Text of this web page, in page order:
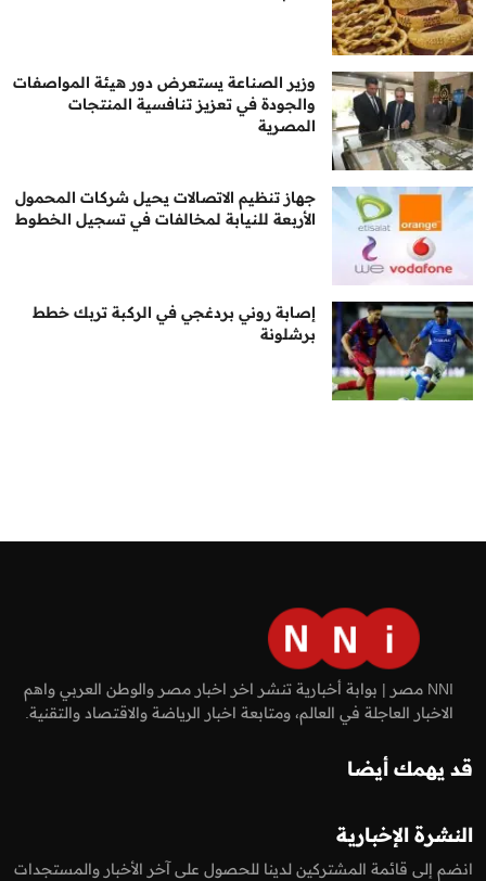
وزير الصناعة يستعرض دور هيئة المواصفات
والجودة في تعزيز تنافسية المنتجات
المصرية
جهاز تنظيم الاتصالات يحيل شركات المحمول
الأربعة للنيابة لمخالفات في تسجيل الخطوط
إصابة روني بردغجي في الركبة تربك خطط
برشلونة
NNI مصر | بوابة أخبارية تنشر اخر اخبار مصر والوطن العربي واهم
الاخبار العاجلة في العالم، ومتابعة اخبار الرياضة والاقتصاد والتقنية.
قد يهمك أيضا
النشرة الإخبارية
انضم إلى قائمة المشتركين لدينا للحصول على آخر الأخبار والمستجدات